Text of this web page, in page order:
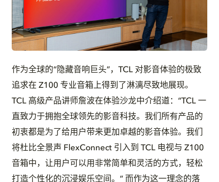
JPG
作为全球的“隐藏音响巨头”，TCL 对影音体验的极致
追求在 Z100 专业音箱上得到了淋漓尽致地展现。
TCL 高级产品讲师詹波在体验沙龙中介绍道：“TCL 一
直致力于拥抱全球领先的影音科技。我们所有产品的
初衷都是为了给用户带来更加卓越的影音体验。我们
将杜比全景声 FlexConnect 引入到 TCL 电视与 Z100
音箱中，让用户可以用非常简单和灵活的方式，轻松
打造个性化的沉浸娱乐空间。” 而作为这一理念的落